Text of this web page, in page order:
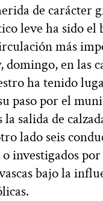
de carácter
leve ha sido el
más
domingo, en las
ha tenido
paso por el
salida de
lado seis
o investigados
bajo la